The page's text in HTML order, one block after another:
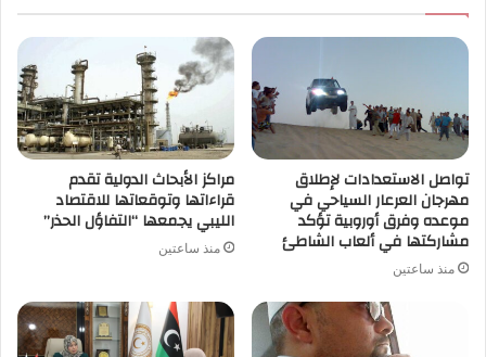
تواصل الاستعدادات لإطلاق
مهرجان العرعار السياحي في
موعده وفرق أوروبية تؤكد
مشاركتها في ألعاب الشاطئ
منذ ساعتين
مراكز الأبحاث الدولية تقدم
قراءاتها وتوقعاتها للاقتصاد
الليبي يجمعها “التفاؤل الحذر”
منذ ساعتين